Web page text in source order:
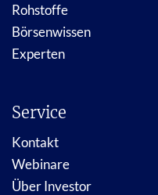
Rohstoffe
Börsenwissen
Experten
Service
Kontakt
Webinare
Über Investor